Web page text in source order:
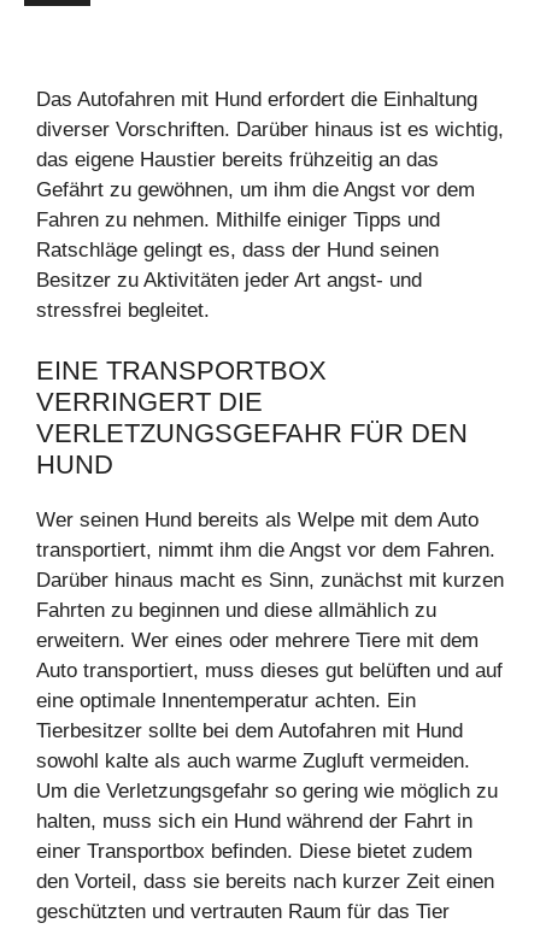
Das Autofahren mit Hund erfordert die Einhaltung
diverser Vorschriften. Darüber hinaus ist es wichtig,
das eigene Haustier bereits frühzeitig an das
Gefährt zu gewöhnen, um ihm die Angst vor dem
Fahren zu nehmen. Mithilfe einiger Tipps und
Ratschläge gelingt es, dass der Hund seinen
Besitzer zu Aktivitäten jeder Art angst- und
stressfrei begleitet.
EINE TRANSPORTBOX
VERRINGERT DIE
VERLETZUNGSGEFAHR FÜR DEN
HUND
Wer seinen Hund bereits als Welpe mit dem Auto
transportiert, nimmt ihm die Angst vor dem Fahren.
Darüber hinaus macht es Sinn, zunächst mit kurzen
Fahrten zu beginnen und diese allmählich zu
erweitern. Wer eines oder mehrere Tiere mit dem
Auto transportiert, muss dieses gut belüften und auf
eine optimale Innentemperatur achten. Ein
Tierbesitzer sollte bei dem Autofahren mit Hund
sowohl kalte als auch warme Zugluft vermeiden.
Um die Verletzungsgefahr so gering wie möglich zu
halten, muss sich ein Hund während der Fahrt in
einer Transportbox befinden. Diese bietet zudem
den Vorteil, dass sie bereits nach kurzer Zeit einen
geschützten und vertrauten Raum für das Tier